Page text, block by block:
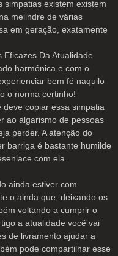
simpatias existem existem
melindre de várias
em geração, exatamente
Eficazes Da Atualidade
harmónica e com o
bem fé naquilo
o norma certinho!
copiar essa simpatia
ao algarismo de pessoas
perder. A atenção do
barriga é bastante humilde
com ela.
ainda estiver com
o ainda que, deixando os
voltando a cumprir o
a atualidade você vai
de livramento ajudar a
pode compartilhar esse